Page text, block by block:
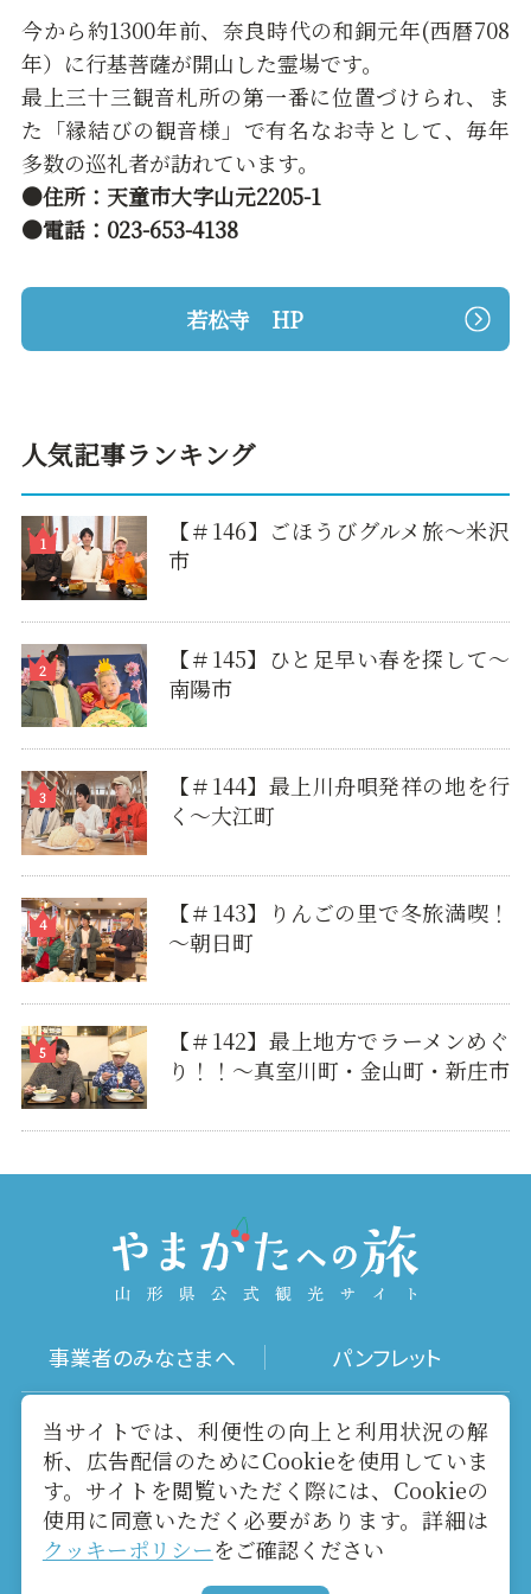
今から約1300年前、奈良時代の和銅元年(西暦708
年）に行基菩薩が開山した霊場です。
最上三十三観音札所の第一番に位置づけられ、ま
た「縁結びの観音様」で有名なお寺として、毎年
多数の巡礼者が訪れています。
●住所：天童市大字山元2205-1
●電話：023-653-4138
若松寺 HP
人気記事ランキング
【＃146】ごほうびグルメ旅～米沢
市
【＃145】ひと足早い春を探して〜
南陽市
【＃144】最上川舟唄発祥の地を行
く～大江町
【＃143】りんごの里で冬旅満喫！
～朝日町
【＃142】最上地方でラーメンめぐ
り！！～真室川町・金山町・新庄市
事業者のみなさまへ パンフレット
写真ダウンロード 動画ギャラリー
お役立ちリンク 当サイトについて
メールマガジン お問い合わせ
当サイトでは、利便性の向上と利用状況の解
析、広告配信のためにCookieを使用していま
す。サイトを閲覧いただく際には、Cookieの
使用に同意いただく必要があります。詳細は
クッキーポリシーをご確認ください